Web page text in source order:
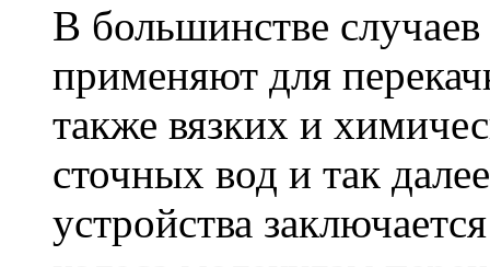
В большинстве
применяют для
также вязких и
сточных вод и так
устройства